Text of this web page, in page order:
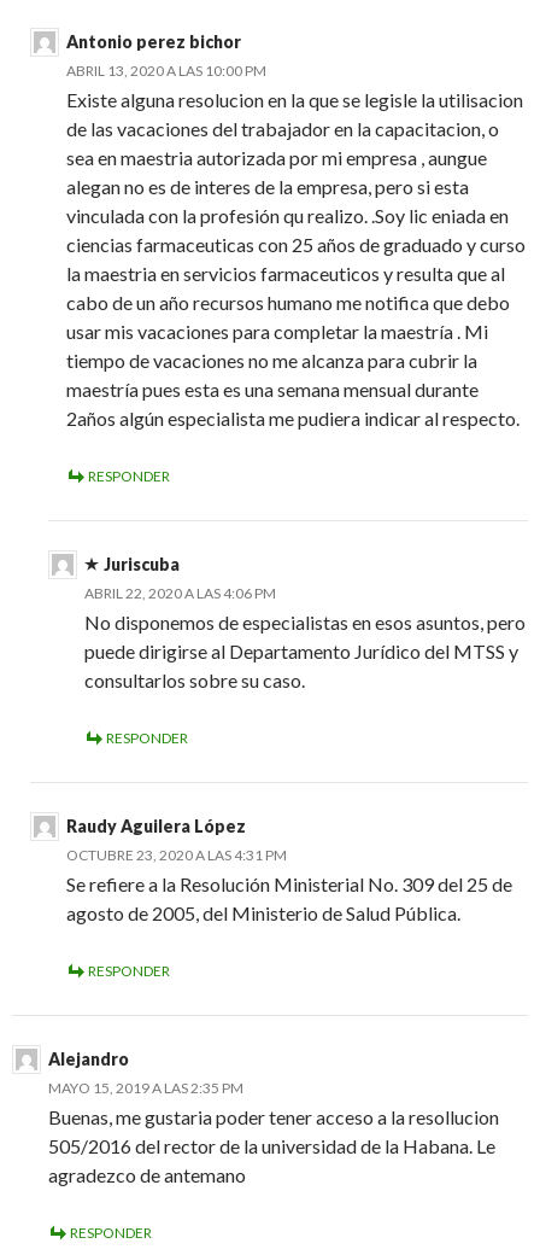
Antonio perez bichor
ABRIL 13, 2020 A LAS 10:00 PM
Existe alguna resolucion en la que se legisle la utilisacion
de las vacaciones del trabajador en la capacitacion, o
sea en maestria autorizada por mi empresa , aungue
alegan no es de interes de la empresa, pero si esta
vinculada con la profesión qu realizo. .Soy lic eniada en
ciencias farmaceuticas con 25 años de graduado y curso
la maestria en servicios farmaceuticos y resulta que al
cabo de un año recursos humano me notifica que debo
usar mis vacaciones para completar la maestría . Mi
tiempo de vacaciones no me alcanza para cubrir la
maestría pues esta es una semana mensual durante
2años algún especialista me pudiera indicar al respecto.
RESPONDER
Juriscuba
ABRIL 22, 2020 A LAS 4:06 PM
No disponemos de especialistas en esos asuntos, pero
puede dirigirse al Departamento Jurídico del MTSS y
consultarlos sobre su caso.
RESPONDER
Raudy Aguilera López
OCTUBRE 23, 2020 A LAS 4:31 PM
Se refiere a la Resolución Ministerial No. 309 del 25 de
agosto de 2005, del Ministerio de Salud Pública.
RESPONDER
Alejandro
MAYO 15, 2019 A LAS 2:35 PM
Buenas, me gustaria poder tener acceso a la resollucion
505/2016 del rector de la universidad de la Habana. Le
agradezco de antemano
RESPONDER